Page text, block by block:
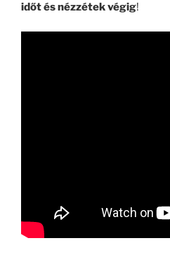
időt és nézzétek végig!